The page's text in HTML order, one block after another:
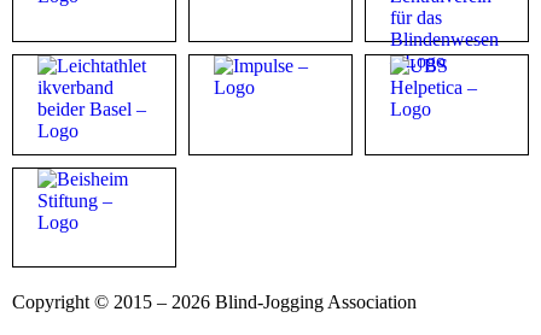
Copyright © 2015 – 2026 Blind-Jogging Association